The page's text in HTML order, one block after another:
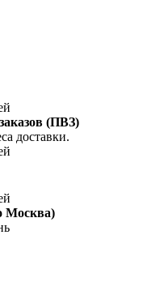
(ПВЗ)
доставки.
Москва)